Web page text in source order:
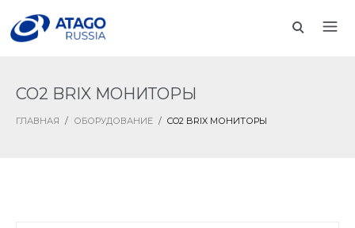
CO2 BRIX МОНИТОРЫ
ГЛАВНАЯ / ОБОРУДОВАНИЕ / CO2 BRIX МОНИТОРЫ